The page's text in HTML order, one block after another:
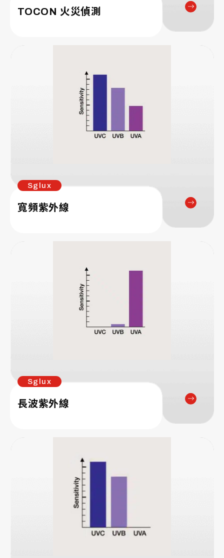
TOCON 火災偵測
Sglux
寬頻紫外線
Sglux
長波紫外線